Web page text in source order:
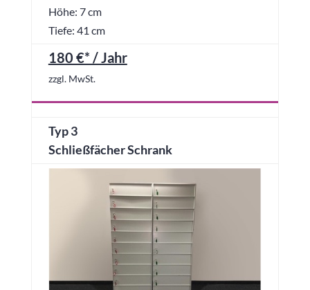
Höhe: 7 cm
Tiefe: 41 cm
180 €* / Jahr
zzgl. MwSt.
Typ 3
Schließfächer Schrank